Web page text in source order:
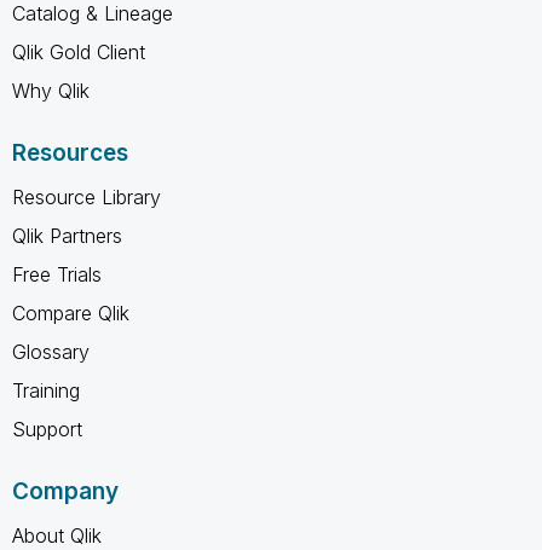
Catalog & Lineage
Qlik Gold Client
Why Qlik
Resources
Resource Library
Qlik Partners
Free Trials
Compare Qlik
Glossary
Training
Support
Company
About Qlik